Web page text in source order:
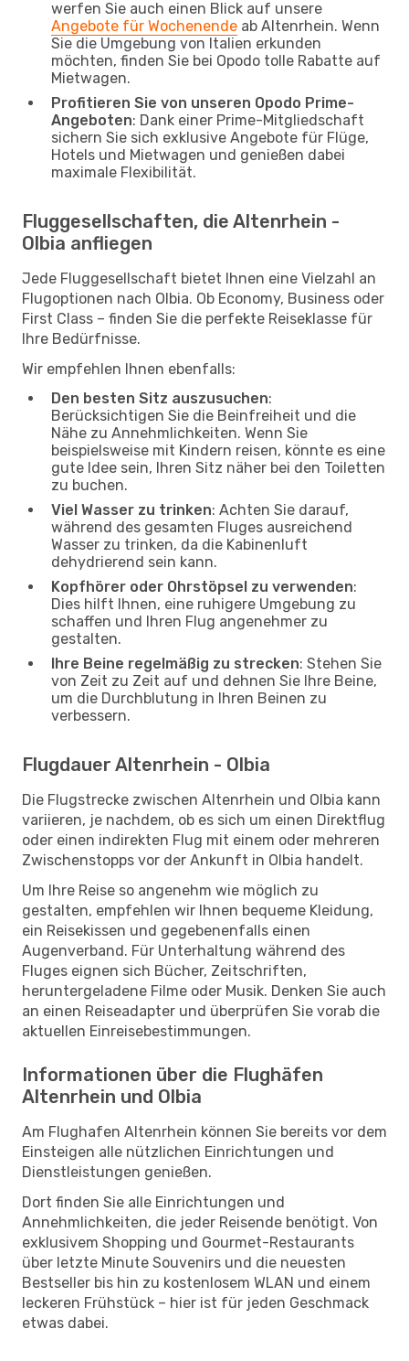
werfen Sie auch einen Blick auf unsere
Angebote für Wochenende ab Altenrhein. Wenn
Sie die Umgebung von Italien erkunden
möchten, finden Sie bei Opodo tolle Rabatte auf
Mietwagen.
Profitieren Sie von unseren Opodo Prime-
Angeboten: Dank einer Prime-Mitgliedschaft
sichern Sie sich exklusive Angebote für Flüge,
Hotels und Mietwagen und genießen dabei
maximale Flexibilität.
Fluggesellschaften, die Altenrhein -
Olbia anfliegen
Jede Fluggesellschaft bietet Ihnen eine Vielzahl an
Flugoptionen nach Olbia. Ob Economy, Business oder
First Class – finden Sie die perfekte Reiseklasse für
Ihre Bedürfnisse.
Wir empfehlen Ihnen ebenfalls:
Den besten Sitz auszusuchen:
Berücksichtigen Sie die Beinfreiheit und die
Nähe zu Annehmlichkeiten. Wenn Sie
beispielsweise mit Kindern reisen, könnte es eine
gute Idee sein, Ihren Sitz näher bei den Toiletten
zu buchen.
Viel Wasser zu trinken: Achten Sie darauf,
während des gesamten Fluges ausreichend
Wasser zu trinken, da die Kabinenluft
dehydrierend sein kann.
Kopfhörer oder Ohrstöpsel zu verwenden:
Dies hilft Ihnen, eine ruhigere Umgebung zu
schaffen und Ihren Flug angenehmer zu
gestalten.
Ihre Beine regelmäßig zu strecken: Stehen Sie
von Zeit zu Zeit auf und dehnen Sie Ihre Beine,
um die Durchblutung in Ihren Beinen zu
verbessern.
Flugdauer Altenrhein - Olbia
Die Flugstrecke zwischen Altenrhein und Olbia kann
variieren, je nachdem, ob es sich um einen Direktflug
oder einen indirekten Flug mit einem oder mehreren
Zwischenstopps vor der Ankunft in Olbia handelt.
Um Ihre Reise so angenehm wie möglich zu
gestalten, empfehlen wir Ihnen bequeme Kleidung,
ein Reisekissen und gegebenenfalls einen
Augenverband. Für Unterhaltung während des
Fluges eignen sich Bücher, Zeitschriften,
heruntergeladene Filme oder Musik. Denken Sie auch
an einen Reiseadapter und überprüfen Sie vorab die
aktuellen Einreisebestimmungen.
Informationen über die Flughäfen
Altenrhein und Olbia
Am Flughafen Altenrhein können Sie bereits vor dem
Einsteigen alle nützlichen Einrichtungen und
Dienstleistungen genießen.
Dort finden Sie alle Einrichtungen und
Annehmlichkeiten, die jeder Reisende benötigt. Von
exklusivem Shopping und Gourmet-Restaurants
über letzte Minute Souvenirs und die neuesten
Bestseller bis hin zu kostenlosem WLAN und einem
leckeren Frühstück – hier ist für jeden Geschmack
etwas dabei.